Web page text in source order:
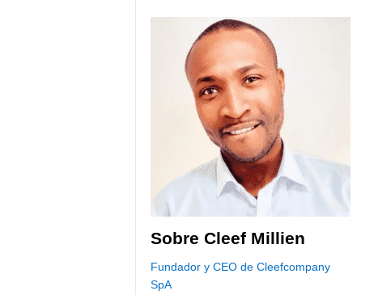
Sobre Cleef Millien
Fundador y CEO de Cleefcompany
SpA